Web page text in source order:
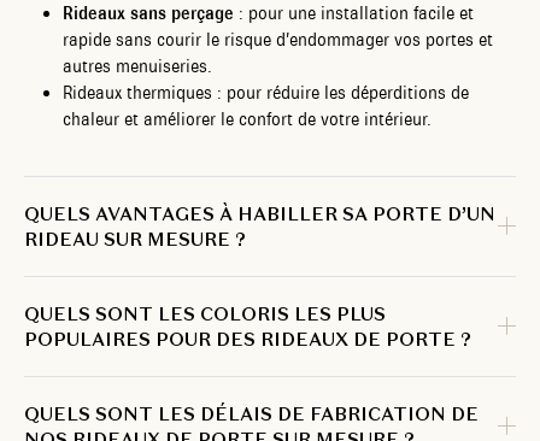
Rideaux sans perçage : pour une installation facile et
rapide sans courir le risque d’endommager vos portes et
autres menuiseries.
Rideaux thermiques : pour réduire les déperditions de
chaleur et améliorer le confort de votre intérieur.
QUELS AVANTAGES À HABILLER SA PORTE D’UN
RIDEAU SUR MESURE ?
QUELS SONT LES COLORIS LES PLUS
POPULAIRES POUR DES RIDEAUX DE PORTE ?
QUELS SONT LES DÉLAIS DE FABRICATION DE